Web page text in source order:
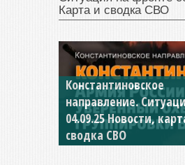
Карта и сводка СВО
Константиновское
направление.
04.09.25 Новости,
сводка СВО